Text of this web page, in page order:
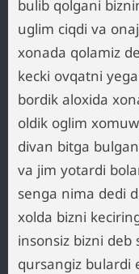
bulib qolgani
uglim ciqdi va
xonada qolamiz
kecki ovqatni
bordik aloxida
oldik oglim
divan bitga
va jim yotardi
senga nima dedi
xolda bizni
insonsiz bizni
qursangiz bulardi